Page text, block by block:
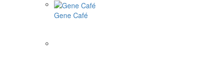
Gene Café